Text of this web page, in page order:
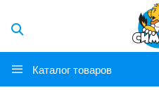
Каталог товаров